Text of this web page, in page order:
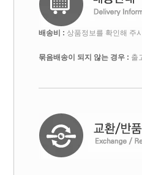
배송비 : 상품정보를 확인해 주
묶음배송이 되지 않는 경우 : 출